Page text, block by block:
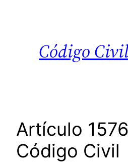
Código
Artículo
Código Civil